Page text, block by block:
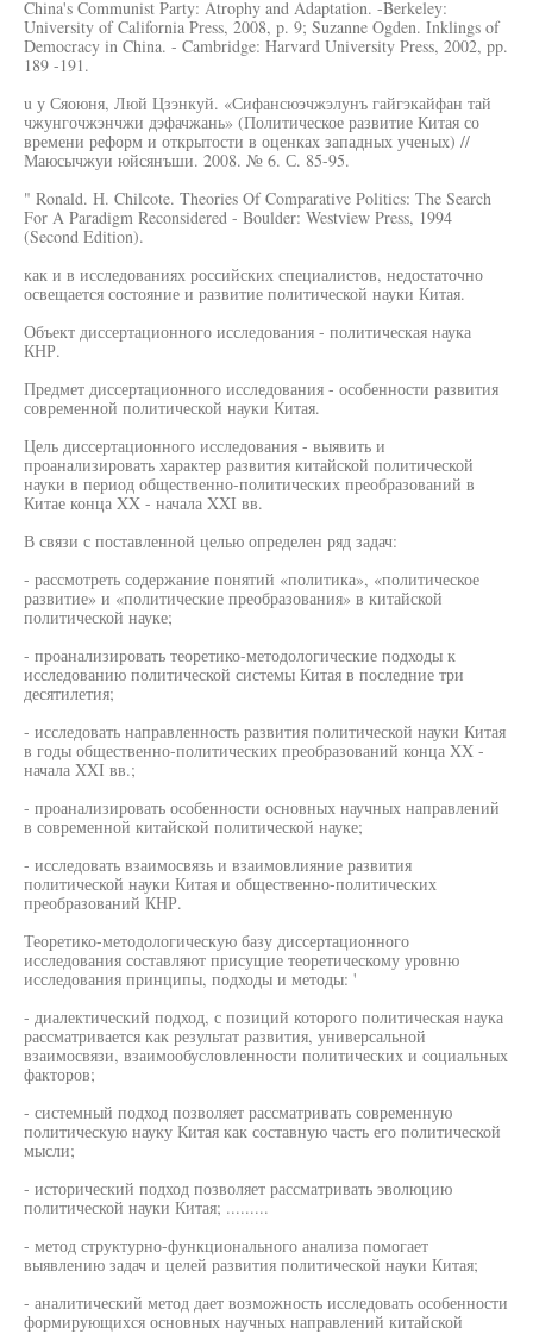
China's Communist Party: Atrophy and Adaptation. -Berkeley:
University of California Press, 2008, p. 9; Suzanne Ogden. Inklings of
Democracy in China. - Cambridge: Harvard University Press, 2002, pp.
189 -191.
u у Сяоюня, Люй Цзэнкуй. «Сифансюэчжэлунъ гайгэкайфан тай
чжунгочжэнчжи дэфачжань» (Политическое развитие Китая со
времени реформ и открытости в оценках западных ученых) //
Маюсычжуи юйсянъши. 2008. № 6. С. 85-95.
" Ronald. Н. Chilcote. Theories Of Comparative Politics: The Search
For A Paradigm Reconsidered - Boulder: Westview Press, 1994
(Second Edition).
как и в исследованиях российских специалистов, недостаточно
освещается состояние и развитие политической науки Китая.
Объект диссертационного исследования - политическая наука
КНР.
Предмет диссертационного исследования - особенности развития
современной политической науки Китая.
Цель диссертационного исследования - выявить и
проанализировать характер развития китайской политической
науки в период общественно-политических преобразований в
Китае конца XX - начала XXI вв.
В связи с поставленной целью определен ряд задач:
- рассмотреть содержание понятий «политика», «политическое
развитие» и «политические преобразования» в китайской
политической науке;
- проанализировать теоретико-методологические подходы к
исследованию политической системы Китая в последние три
десятилетия;
- исследовать направленность развития политической науки Китая
в годы общественно-политических преобразований конца XX -
начала XXI вв.;
- проанализировать особенности основных научных направлений
в современной китайской политической науке;
- исследовать взаимосвязь и взаимовлияние развития
политической науки Китая и общественно-политических
преобразований КНР.
Теоретико-методологическую базу диссертационного
исследования составляют присущие теоретическому уровню
исследования принципы, подходы и методы: '
- диалектический подход, с позиций которого политическая наука
рассматривается как результат развития, универсальной
взаимосвязи, взаимообусловленности политических и социальных
факторов;
- системный подход позволяет рассматривать современную
политическую науку Китая как составную часть его политической
мысли;
- исторический подход позволяет рассматривать эволюцию
политической науки Китая; .........
- метод структурно-функционального анализа помогает
выявлению задач и целей развития политической науки Китая;
- аналитический метод дает возможность исследовать особенности
формирующихся основных научных направлений китайской